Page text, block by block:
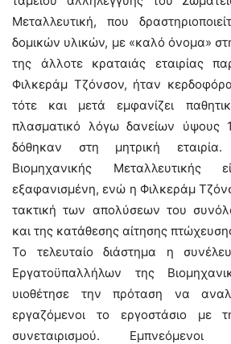
Μεταλλευτική, που
δομικών υλικών, με «καλό όνομα»
της άλλοτε κραταιάς εταιρίας
Φιλκεράμ Τζόνσον, ήταν
τότε και μετά εμφανίζει
πλασματικό λόγω δανείων ύψους
δόθηκαν στη μητρική
Βιομηχανικής Μεταλλευτικής
εξαφανισμένη, ενώ η Φιλκεράμ
τακτική των απολύσεων του
και της κατάθεσης αίτησης
Το τελευταίο διάστημα η
Εργατοϋπαλλήλων της
υιοθέτησε την πρόταση να
εργαζόμενοι το εργοστάσιο με
συνεταιρισμού.